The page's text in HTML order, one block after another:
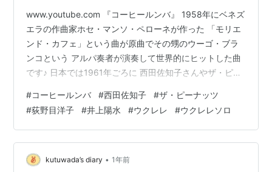
www.youtube.com 『コーヒールンバ』 1958年にベネズ
エラの作曲家ホセ・マンソ・ペローネが作った 「モリエ
ンド・カフェ」という曲が原曲でその甥のウーゴ・ブラ
ンコという アルパ奏者が演奏して世界的にヒットした曲
です♪ 日本では1961年ごろに 西田佐知子さんやザ・ピー
西田佐知子さんのバージョンを荻野目洋子さんや井上陽
水さんがカバーして CMなどで耳にしました♡ ウクレレ
ソロでもたくさんのアーティストが速弾きなどでカバー
していますが 今回はふつうバージョンで🤭 ランキング参
加中ウクレレ大好き ランキング参加中【公式】2024…
#コーヒールンバ #西田佐知子 #ザ・ピーナッツ
#荻野目洋子 #井上陽水 #ウクレレ #ウクレレソロ
kutuwada’s diary • 1年前